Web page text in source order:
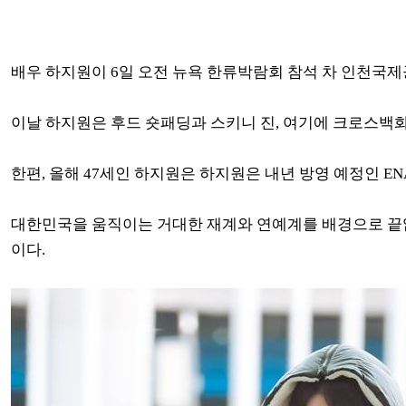
배우 하지원이 6일 오전 뉴욕 한류박람회 참석 차 인천국
이날 하지원은 후드 숏패딩과 스키니 진, 여기에 크로스
한편, 올해 47세인 하지원은 하지원은 내년 방영 예정인
대한민국을 움직이는 거대한 재계와 연예계를 배경으로
이다.